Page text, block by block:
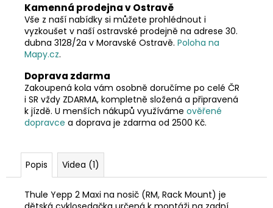
Kamenná prodejna v Ostravě
Vše z naší nabídky si můžete prohlédnout i
vyzkoušet v naší ostravské prodejně na adrese 30.
dubna 3128/2a v Moravské Ostravě. Poloha na
Mapy.cz.
Doprava zdarma
Zakoupená kola vám osobně doručíme po celé ČR
i SR vždy ZDARMA, kompletně složená a připravená
k jízdě. U menších nákupů využíváme ověřené
dopravce a doprava je zdarma od 2500 Kč.
Popis Videa (1)
Thule Yepp 2 Maxi na nosič (RM, Rack Mount) je